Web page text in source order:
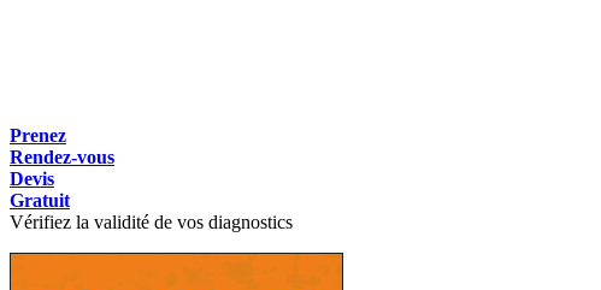
Prenez
Rendez-vous
Devis
Gratuit
Vérifiez la validité de vos diagnostics